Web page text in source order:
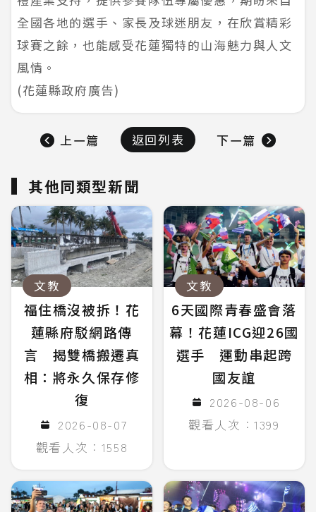
全國各地的選手、家長及球迷朋友，在欣賞精彩
球賽之餘，也能感受花蓮獨特的山海魅力與人文
風情。
(花蓮縣政府廣告)
上一篇 返回列表 下一篇
其他同類型新聞
文教
福住橋沒被拆！花
蓮縣府駁網路傳
言 揭雙橋搬遷真
相：將永久保存修
復
2026-08-07
觀看人次：1558
文教
6天國際青春盛會落
幕！花蓮ICG迎26國
選手 運動串起跨
國友誼
2026-08-06
觀看人次：1399